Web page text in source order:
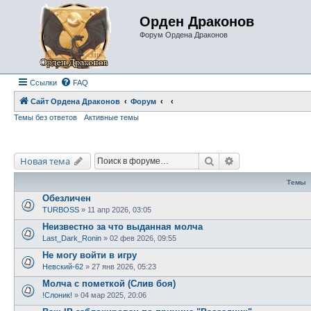
Орден Драконов
Форум Ордена Драконов
Ссылки FAQ
Сайт Ордена Драконов
Форум
Темы без ответов
Активные темы
Новая тема Поиск
Темы
Обезличен
TURBOSS » 11 апр 2026, 03:05
Неизвестно за что выданная молча
Last_Dark_Ronin » 02 фев 2026, 09:55
Не могу войти в игру
Невский-62 » 27 янв 2026, 05:23
Молча с пометкой (Слив боя)
!Слоник! » 04 мар 2025, 20:06